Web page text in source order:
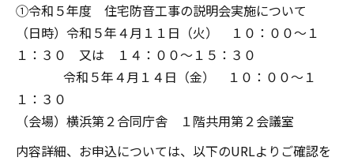
①令和５年度 住宅防音工事の説明会実施について
（日時）令和５年４月１１日（火） １０：００～１
１：３０ 又は １４：００～１５：３０
令和５年４月１４日（金） １０：００～１
１：３０
（会場）横浜第２合同庁舎 １階共用第２会議室
内容詳細、お申込については、以下のURLよりご確認を